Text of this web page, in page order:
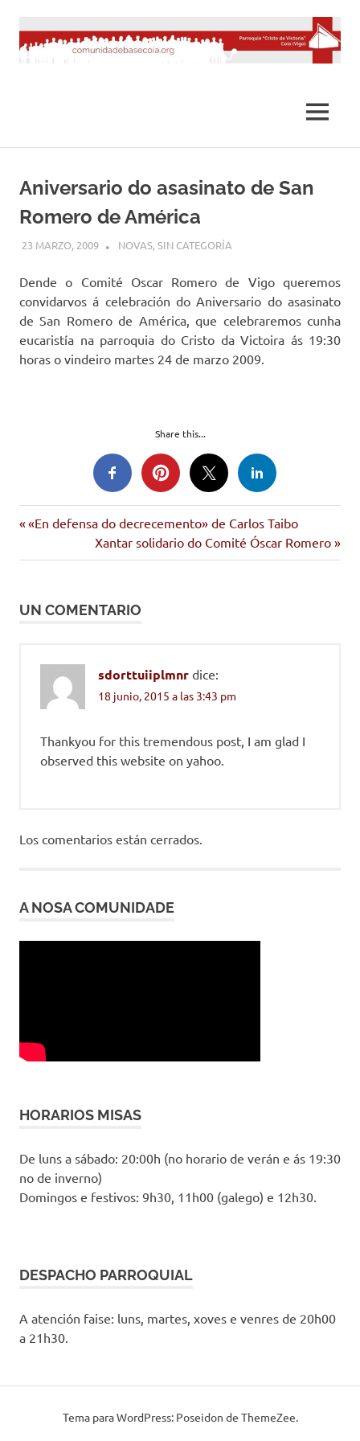
contenido
MENÚ
Aniversario do asasinato de San
Romero de América
23 MARZO, 2009 DESARROLLO
NOVAS,SIN CATEGORÍA
Dende o Comité Oscar Romero de Vigo queremos
convidarvos á celebración do Aniversario do asasinato
de San Romero de América, que celebraremos cunha
eucaristía na parroquia do Cristo da Victoira ás 19:30
horas o vindeiro martes 24 de marzo 2009.
Share this...
Navegación
de
Entrada
«En defensa do decrecemento» de Carlos Taibo
Siguiente
entrada:
Xantar solidario do Comité Óscar Romero
UN COMENTARIO
sdorttuiiplmnr dice:
18 junio, 2015 a las 3:43 pm
Thankyou for this tremendous post, I am glad I
observed this website on yahoo.
Los comentarios están cerrados.
A NOSA COMUNIDADE
HORARIOS MISAS
De luns a sábado: 20:00h (no horario de verán e ás 19:30
no de inverno)
Domingos e festivos: 9h30, 11h00 (galego) e 12h30.
DESPACHO PARROQUIAL
A atención faise: luns, martes, xoves e venres de 20h00
a 21h30.
Tema para WordPress: Poseidon de ThemeZee.